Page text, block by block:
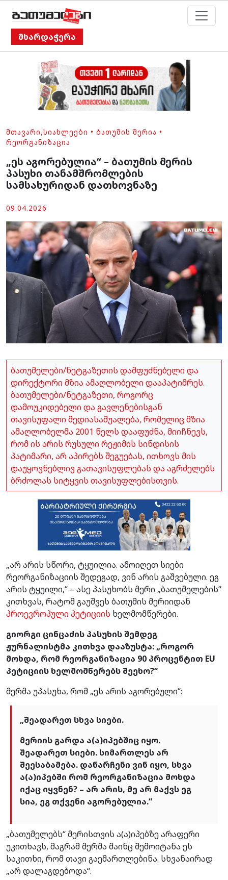
მხარდაჭერა
ᲛᲗᲐᲕᲐᲠᲘ,ᲡᲘᲐᲮᲚᲔᲔᲑᲘ • ᲑᲐᲗᲣᲛᲘᲡ ᲛᲔᲠᲘᲐ •
ᲠᲔᲝᲠᲒᲐᲜᲘᲖᲐᲪᲘᲐ
„ეს აგორებულია“ – ბათუმის მერის
პასუხი თანამშრომლების
სამსახურიდან დათხოვნაზე
09.04.2026
ბათუმელები/ნეტგაზეთის დამფუძნებელი და
დირექტორი მზია ამაღლობელი დააპატიმრეს.
ბათუმელები/ნეტგაზეთი, როგორც
დამოუკიდებელი და გავლენებისგან
თავისუფალი მედიასაშუალება, რომელიც მზია
ამაღლობელმა 2001 წელს დააფუძნა, მიიჩნევს,
რომ ის არის რუსული რეჟიმის სინდისის
პატიმარი, არ აპირებს შეგუებას, ითხოვს მის
დაუყოვნებლივ გათავისუფლებას და აგრძელებს
ბრძოლას სიტყვის თავისუფლებისთვის.
„არ არის სწორი, ტყუილია. ამოიღეთ სიები
რეორგანიზაციის შედეგად, ვინ არის გაშვებული. ეგ
არის ტყუილი,“ – ასე პასუხობს მერი „ბათუმელების“
კითხვას, რატომ გაუშვეს ბათუმის მერიიდან
პროევროპული პეტიციის ხელმომწერები.
გიორგი ცინცაძის პასუხის შემდეგ
ჟურნალისტმა კითხვა დააზუსტა: „როგორ
მოხდა, რომ რეორგანიზაცია 90 პროცენტით EU
პეტიციის ხელმომწერებს შეეხო?“
მერმა უპასუხა, რომ „ეს არის აგორებული“:
„შეადარეთ სხვა სიები.
მერიის გარდა ა(ა)იპებშიც იყო.
შეადარეთ სიები. სიმართლეს არ
შეესაბამება. დანარჩენი ვინ იყო, სხვა
ა(ა)იპებში რომ რეორგანიზაცია მოხდა
იქაც იყვნენ? – არ არის, მე არ მაქვს ეგ
სია, ეგ თქვენი აგორებულია.“
„ბათუმელებს“ მერისთვის ა(ა)იპებზე არაფერი
უკითხავს, მაგრამ მერმა მაინც შემოიტანა ეს
საკითხი, რომ თავი გაემართლებინა. სხვანაირად
„არ დალაგდებოდა“.